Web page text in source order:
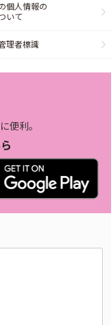
個人情報の
いて
理者標識
便利。